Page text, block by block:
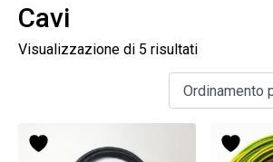
Cavi
Visualizzazione di 5 risultati